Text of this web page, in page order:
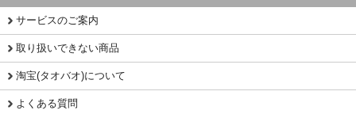
サービスのご案内
取り扱いできない商品
淘宝(タオバオ)について
よくある質問